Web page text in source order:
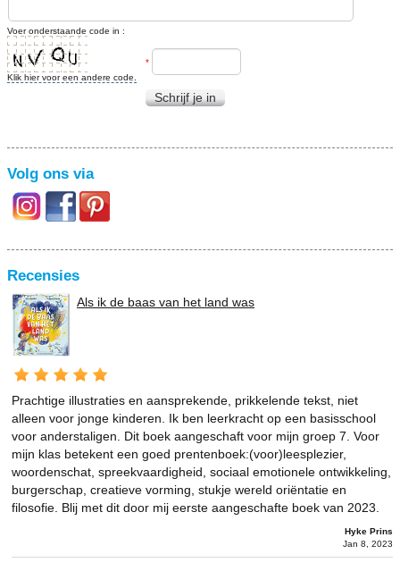
Voer onderstaande code in :
Klik hier voor een andere code.
*
Schrijf je in
Volg ons via
Recensies
Als ik de baas van het land was
Prachtige illustraties en aansprekende, prikkelende tekst, niet
alleen voor jonge kinderen. Ik ben leerkracht op een basisschool
voor anderstaligen. Dit boek aangeschaft voor mijn groep 7. Voor
mijn klas betekent een goed prentenboek:(voor)leesplezier,
woordenschat, spreekvaardigheid, sociaal emotionele ontwikkeling,
burgerschap, creatieve vorming, stukje wereld oriëntatie en
filosofie. Blij met dit door mij eerste aangeschafte boek van 2023.
Hyke Prins
Jan 8, 2023